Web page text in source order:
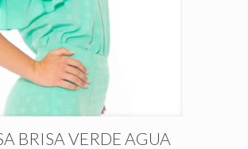
BRISA VERDE AGUA